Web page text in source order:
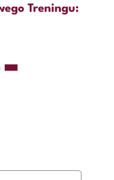
Treningu: